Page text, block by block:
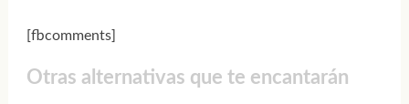
[fbcomments]
Otras alternativas que te encantarán